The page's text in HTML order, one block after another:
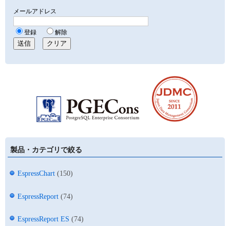
製品・カテゴリで絞る
EspressChart (150)
EspressReport (74)
EspressReport ES (74)